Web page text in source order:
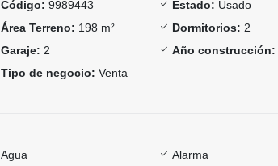
Código: 9989443 Estado: Usado
Área Terreno: 198 m² Dormitorios: 2
Garaje: 2 Año construcción:
Tipo de negocio: Venta
Agua
Alarma